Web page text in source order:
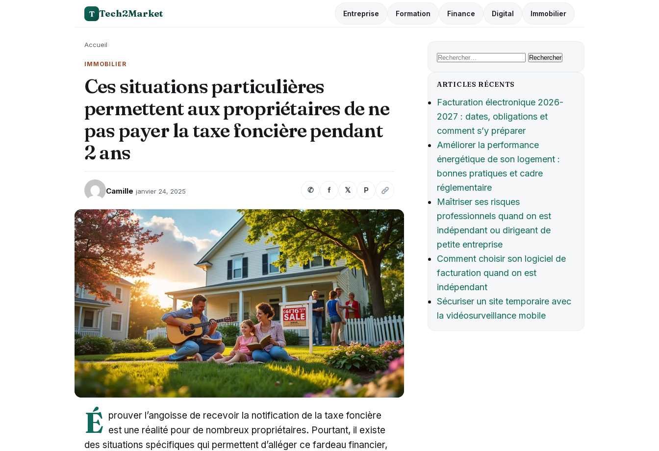
T Tech2Market Entreprise Formation Finance Digital Immobilier
Accueil›
IMMOBILIER
Ces situations particulières
permettent aux propriétaires de ne
pas payer la taxe foncière pendant
2 ans
Camille janvier 24, 2025 ✆ f 𝕏 P
É prouver l’angoisse de recevoir la notification de la taxe foncière
est une réalité pour de nombreux propriétaires. Pourtant, il existe
des situations spécifiques qui permettent d’alléger ce fardeau financier,
Rechercher :
ARTICLES RÉCENTS
Facturation électronique 2026-
2027 : dates, obligations et
comment s’y préparer
Améliorer la performance
énergétique de son logement :
bonnes pratiques et cadre
réglementaire
Maîtriser ses risques
professionnels quand on est
indépendant ou dirigeant de
petite entreprise
Comment choisir son logiciel de
facturation quand on est
indépendant
Sécuriser un site temporaire avec
la vidéosurveillance mobile